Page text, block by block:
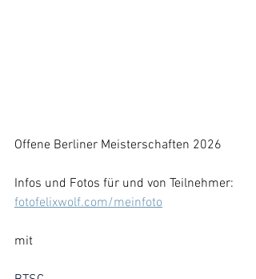
Offene Berliner Meisterschaften 2026
Infos und Fotos für und von Teilnehmer:
fotofelixwolf.com/meinfoto
mit